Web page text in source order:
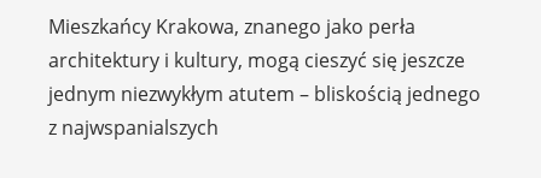
Mieszkańcy Krakowa, znanego jako perła
architektury i kultury, mogą cieszyć się jeszcze
jednym niezwykłym atutem – bliskością jednego
z najwspanialszych